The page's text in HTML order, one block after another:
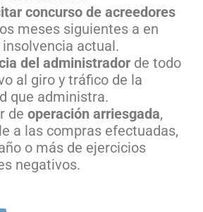
concurso de acreedores
meses siguientes a en
insolvencia actual.
del administrador de todo
al giro y tráfico de la
que administra.
de operación arriesgada,
a las compras efectuadas,
o más de ejercicios
negativos.